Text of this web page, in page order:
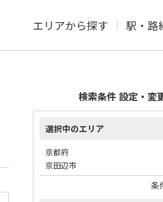
エリアから探す 駅・路
検索条件 設定・変
選択中のエリア
京都府
京田辺市
条